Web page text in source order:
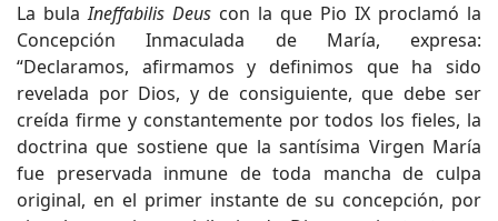
La bulaIneffabilis Deus con la que Pio IX proclamó la
Concepción Inmaculada de María, expresa:
“Declaramos, afirmamos y definimos que ha sido
revelada por Dios, y de consiguiente, que debe ser
creída firme y constantemente por todos los fieles, la
doctrina que sostiene que la santísima Virgen María
fue preservada inmune de toda mancha de culpa
original, en el primer instante de su concepción, por